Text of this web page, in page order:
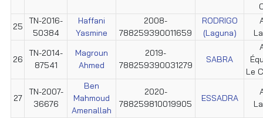
25
TN-2016-
50384
Haffani
Yasmine
2008-
788259390011659
RODRIGO
(Laguna)
26
TN-2014-
87541
Magroun
Ahmed
2019-
788259390031279
SABRA
Le
27
TN-2007-
36676
Ben
Mahmoud
Amenallah
2020-
788259810019905
ESSADRA